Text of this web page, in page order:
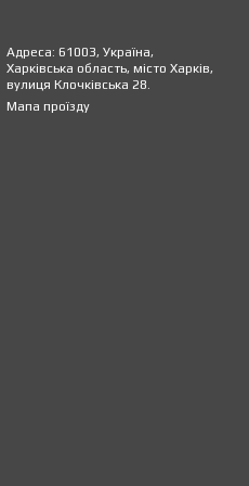
Адреса: 61003, Україна,
Харківська область, місто Харків,
вулиця Клочківська 28.
Мапа проїзду